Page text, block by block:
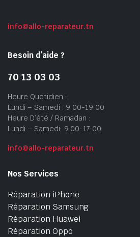
info@allo-reparateur.tn
Besoin d’aide ?
70 13 03 03
Heure Quotidien :
Lundi – Samedi : 9:00-19:00
Heure D’été / Ramadan :
Lundi – Samedi: 9:00-17:00
info@allo-reparateur.tn
Nos Services
Réparation iPhone
Réparation Samsung
Réparation Huawei
Réparation Oppo